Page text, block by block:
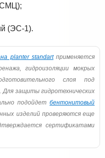
(ЭС-1).
planter standartприменяется
гидроизоляции мокрых
слоя под
защиты гидротехнических
подойдет бентонитовый
изделий проверяются еще
сертификатами